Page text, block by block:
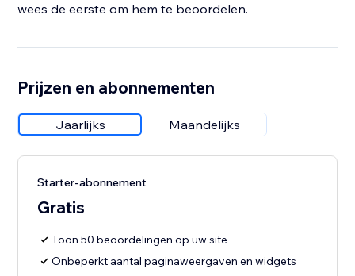
wees de eerste om hem te beoordelen.
Prijzen en abonnementen
Jaarlijks Maandelijks
Starter-abonnement
Gratis
Toon 50 beoordelingen op uw site
Onbeperkt aantal paginaweergaven en widgets